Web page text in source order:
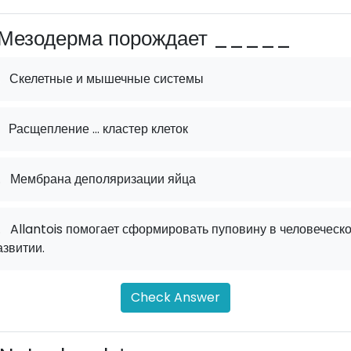
порождает _____
Скелетные и мышечные системы
Расщепление ... кластер клеток
Мембрана деполяризации яйца
Allantois помогает сформировать пуповину в
Check Answer